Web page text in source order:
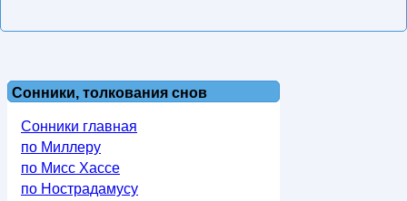
Сонники, толкования снов
Сонники главная
по Миллеру
по Мисс Хассе
по Нострадамусу